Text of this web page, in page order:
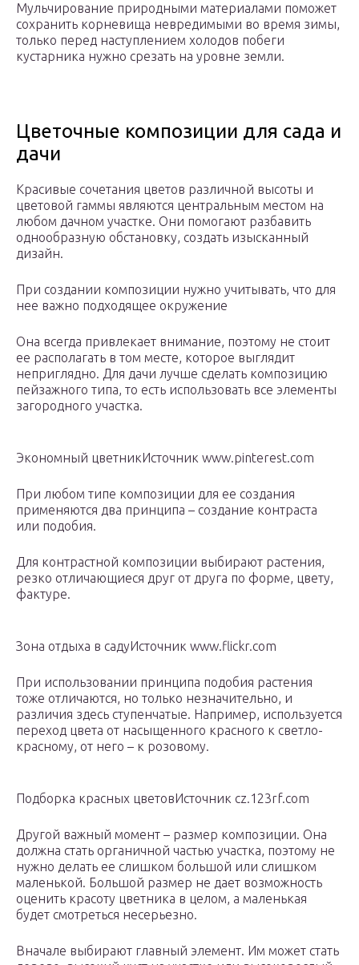
Мульчирование природными материалами поможет
сохранить корневища невредимыми во время зимы,
только перед наступлением холодов побеги
кустарника нужно срезать на уровне земли.
Цветочные композиции для сада и
дачи
Красивые сочетания цветов различной высоты и
цветовой гаммы являются центральным местом на
любом дачном участке. Они помогают разбавить
однообразную обстановку, создать изысканный
дизайн.
При создании композиции нужно учитывать, что для
нее важно подходящее окружение
Она всегда привлекает внимание, поэтому не стоит
ее располагать в том месте, которое выглядит
неприглядно. Для дачи лучше сделать композицию
пейзажного типа, то есть использовать все элементы
загородного участка.
Экономный цветникИсточник www.pinterest.com
При любом типе композиции для ее создания
применяются два принципа – создание контраста
или подобия.
Для контрастной композиции выбирают растения,
резко отличающиеся друг от друга по форме, цвету,
фактуре.
Зона отдыха в садуИсточник www.flickr.com
При использовании принципа подобия растения
тоже отличаются, но только незначительно, и
различия здесь ступенчатые. Например, используется
переход цвета от насыщенного красного к светло-
красному, от него – к розовому.
Подборка красных цветовИсточник cz.123rf.com
Другой важный момент – размер композиции. Она
должна стать органичной частью участка, поэтому не
нужно делать ее слишком большой или слишком
маленькой. Большой размер не дает возможность
оценить красоту цветника в целом, а маленькая
будет смотреться несерьезно.
Вначале выбирают главный элемент. Им может стать